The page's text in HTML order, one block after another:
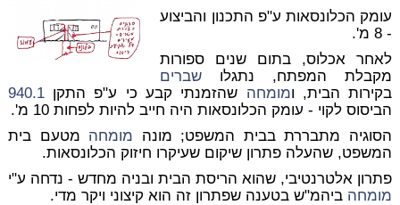
עומק הכלונסאות ע"פ התכנון והביצוע
- 8 מ'.
לאחר אכלוס, בתום שנים ספורות
מקבלת המפתח, נתגלו שברים
בקירות הבית, ומומחה שהזמנתי קבע כי ע"פ התקן940.1
הביסוס לקוי - עומק הכלונסאות היה חייב להיות לפחות10 מ'.
הסוגיה מתבררת בבית המשפט; מונה מומחה מטעם בית
המשפט, שהעלה פתרון שיקום שעיקרו חיזוק הכלונסאות.
פתרון אלטרנטיבי, שהוא הריסת הבית ובניה מחדש - נדחה ע"י
מומחה ביהמ"ש בטענה שפתרון זה הוא קיצוני ויקר מדי.